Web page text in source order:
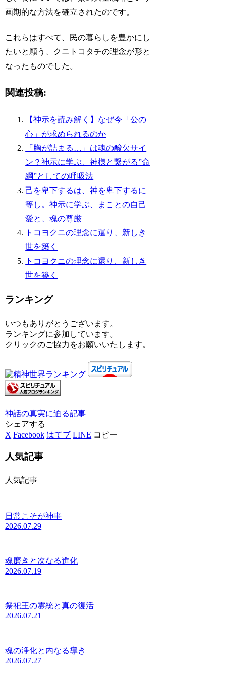
画期的な方法を確立されたのです。
これらはすべて、民の暮らしを豊かにし
たいと願う、クニトコタチの理念が形と
なったものでした。
関連投稿:
【神示を読み解く】なぜ今「公の
心」が求められるのか
「胸が詰まる…」は魂の酸欠サイ
ン？神示に学ぶ、神様と繋がる”命
綱”としての呼吸法
己を卑下するは、神を卑下するに
等し。神示に学ぶ、まことの自己
愛と、魂の尊厳
トコヨクニの理念に還り、新しき
世を築く
トコヨクニの理念に還り、新しき
世を築く
ランキング
いつもありがとうございます。
ランキングに参加しています。
クリックのご協力をお願いいたします。
神話の真実に迫る記事
シェアする
X Facebook はてブ LINE コピー
人気記事
人気記事
日常こそが神事
2026.07.29
魂磨きと次なる進化
2026.07.19
祭祀王の霊統と真の復活
2026.07.21
魂の浄化と内なる導き
2026.07.27